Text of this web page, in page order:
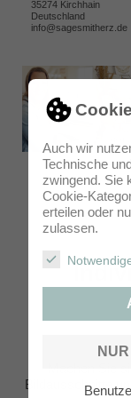
Auch wir
Technische
zwingend. Sie
Cookie-
erteilen oder
zulassen.
35274 Kirchhain
Deutschland
info@sagesmitherz.de
Bildausschnitte